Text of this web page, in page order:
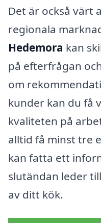
Det är också värt
regionala
Hedemora kan
på efterfrågan
om
kunder kan du få
kvaliteten på
alltid få minst tre
kan fatta ett
slutändan leder
av ditt kök.